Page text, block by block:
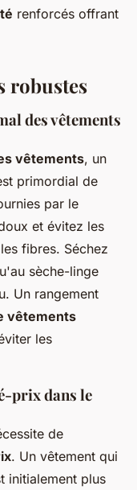
renforcés offrant
robustes
des vêtements
vêtements, un
primordial de
par le
et évitez les
fibres. Séchez
sèche-linge
Un rangement
vêtements
les
prix dans le
de
. Un vêtement qui
initialement plus